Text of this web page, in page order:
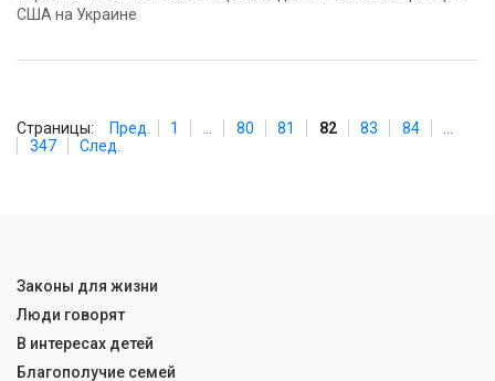
США на Украине
Страницы: Пред. 1 80 81 82 83 84
347
След.
Законы для жизни
Люди говорят
В интересах детей
Благополучие семей